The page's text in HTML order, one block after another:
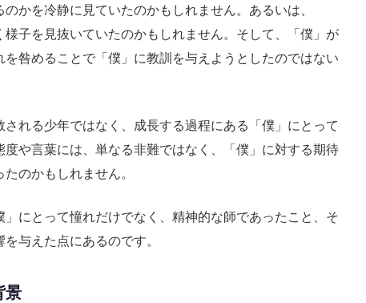
かを冷静に見ていたのかもしれません。あるいは、
様子を見抜いていたのかもしれません。そして、「僕」が
咎めることで「僕」に教訓を与えようとしたのではない
れる少年ではなく、成長する過程にある「僕」にとって
や言葉には、単なる非難ではなく、「僕」に対する期待
のかもしれません。
にとって憧れだけでなく、精神的な師であったこと、そ
与えた点にあるのです。
景